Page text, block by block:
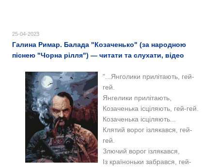
25-04-2023
Галина Римар. Балада "Козаченько" (за народною
піснею "Чорна рілля") — читати та слухати, відео
"...Янголики прилітають, гей-
гей.
Янгелики прилітають,
Козаченька ісціляють, гей-гей.
Козаченька ісціляють...
Клятий ворог ізлякався, гей-
гей.
Злючий ворог ізлякався,
Із країноньки забрався, гей-